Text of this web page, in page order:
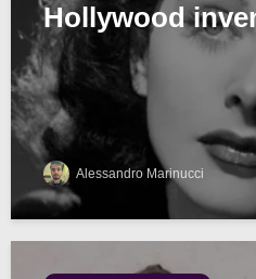
Hollywood
Alessandro Marinucci